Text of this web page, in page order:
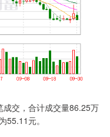
交，合计成交量86.25万
55.11元。